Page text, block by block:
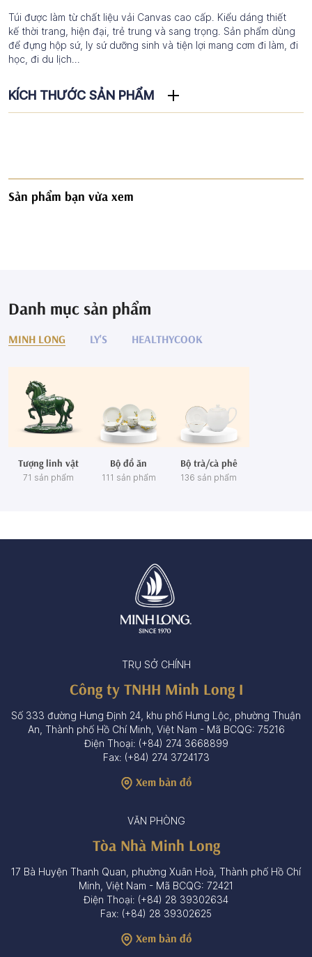
Túi được làm từ chất liệu vải Canvas cao cấp. Kiểu dáng thiết
kế thời trang, hiện đại, trẻ trung và sang trọng. Sản phẩm dùng
để đựng hộp sứ, ly sứ dưỡng sinh và tiện lợi mang cơm đi làm, đi
học, đi du lịch...
KÍCH THƯỚC SẢN PHẨM
Sản phẩm bạn vừa xem
Danh mục sản phẩm
MINH LONG LY'S HEALTHYCOOK
Tượng linh vật
71 sản phẩm
Bộ đồ ăn
111 sản phẩm
Bộ trà/cà phê
136 sản phẩm
TRỤ SỞ CHÍNH
Công ty TNHH Minh Long I
Số 333 đường Hưng Định 24, khu phố Hưng Lộc, phường Thuận
An, Thành phố Hồ Chí Minh, Việt Nam - Mã BCQG: 75216
Điện Thoại: (+84) 274 3668899
Fax: (+84) 274 3724173
Xem bản đồ
VĂN PHÒNG
Tòa Nhà Minh Long
17 Bà Huyện Thanh Quan, phường Xuân Hoà, Thành phố Hồ Chí
Minh, Việt Nam - Mã BCQG: 72421
Điện Thoại: (+84) 28 39302634
Fax: (+84) 28 39302625
Xem bản đồ